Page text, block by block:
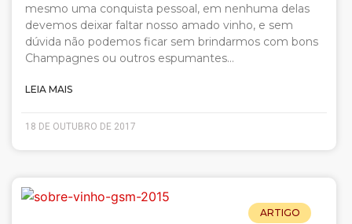
mesmo uma conquista pessoal, em nenhuma delas
devemos deixar faltar nosso amado vinho, e sem
dúvida não podemos ficar sem brindarmos com bons
Champagnes ou outros espumantes…
LEIA MAIS
18 DE OUTUBRO DE 2017
ARTIGO